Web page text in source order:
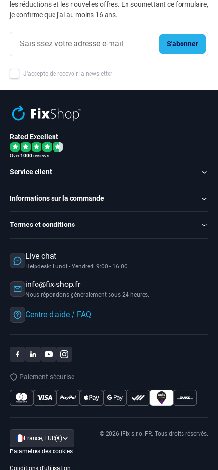
les réductions et les nouvelles offres. En soumettant ce formulaire,
je confirme que j'ai au moins 16 ans.
S'abonner
J'accepte de recevoir la newsletter
Rated Excellent
Over1000reviews
Service client
Informations sur la commande
Termes et conditions
Live chat
Helpdesk: Lundi - Vendredi 9:00 - 16:00
info@fix-shop.fr
Nous répondons généralement sous 24 heures.
Centre d'aide / FAQ
Paiement sécurisé
France, EUR(€)
Parametres des cookies
Conditions d'utilisation
© 2026 iFix s.r.o. FR. Tous droits réservés.